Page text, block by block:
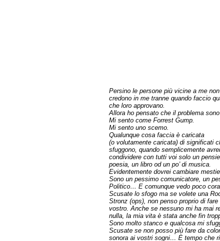
Persino le persone più vicine a me non
credono in me tranne quando faccio
che loro approvano.
Allora ho pensato che il problema
Mi sento come Forrest Gump.
Mi sento uno scemo.
Qualunque cosa faccia è caricata
(o volutamente caricata) di significati
sfuggono, quando semplicemente
condividere con tutti voi solo un
poesia, un libro od un po’ di musica.
Evidentemente dovrei cambiare
Sono un pessimo comunicatore, un
Politico… E comunque vedo poco
Scusate lo sfogo ma se volete una
Stronz (ops), non penso proprio di fare
vostro. Anche se nessuno mi ha mai
nulla, la mia vita è stata anche fin
Sono molto stanco e qualcosa mi
Scusate se non posso più fare da
sonora ai vostri sogni… È tempo che